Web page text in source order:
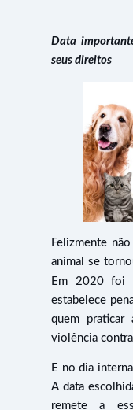
Data
seus direitos
Felizmente
animal se
Em 2020 foi
estabelece
quem praticar
violência
E no dia
A data
remete a